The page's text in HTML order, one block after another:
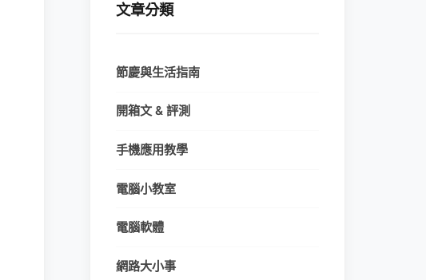
文章分類
節慶與生活指南
開箱文 & 評測
手機應用教學
電腦小教室
電腦軟體
網路大小事